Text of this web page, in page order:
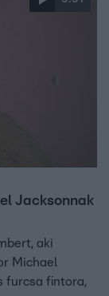
Jacksonnak
aki
Michael
furcsa fintora,